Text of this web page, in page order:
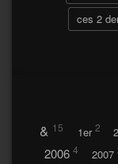
ces 2
& 15 1er 2
2006 4 2007